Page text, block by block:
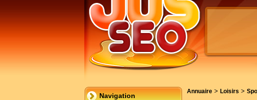
Navigation
Annuaire > Loisirs >